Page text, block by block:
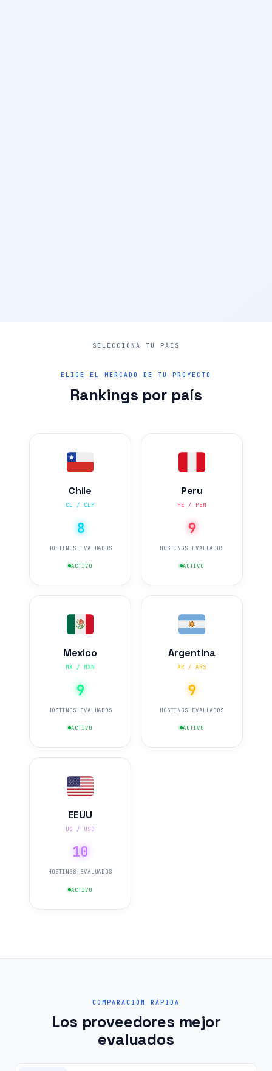
ELIGE EL MERCADO DE TU PROYECTO
Rankings por país
Chile
CL / CLP
8
HOSTINGS EVALUADOS
ACTIVO
Peru
PE / PEN
9
HOSTINGS EVALUADOS
ACTIVO
Mexico
MX / MXN
9
HOSTINGS EVALUADOS
ACTIVO
Argentina
AR / ARS
9
HOSTINGS EVALUADOS
ACTIVO
EEUU
US / USD
10
HOSTINGS EVALUADOS
ACTIVO
COMPARACIÓN RÁPIDA
Los proveedores mejor
evaluados